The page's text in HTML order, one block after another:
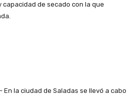
de secado con la que
En la ciudad de Saladas se llevó a cabo